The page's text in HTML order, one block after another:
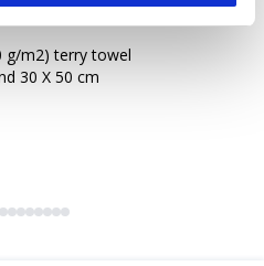
g/m2) terry towel
30 X 50 cm